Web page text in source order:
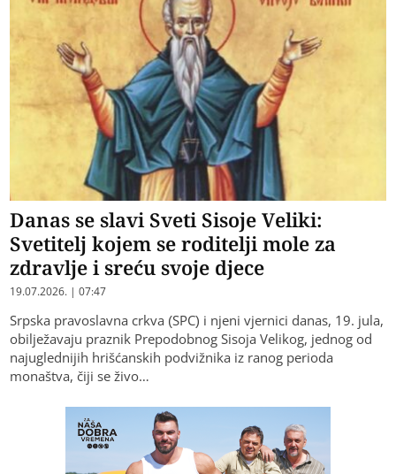
Danas se slavi Sveti Sisoje Veliki:
Svetitelj kojem se roditelji mole za
zdravlje i sreću svoje djece
19.07.2026. | 07:47
Srpska pravoslavna crkva (SPC) i njeni vjernici danas, 19. jula,
obilježavaju praznik Prepodobnog Sisoja Velikog, jednog od
najuglednijih hrišćanskih podvižnika iz ranog perioda
monaštva, čiji se živo…